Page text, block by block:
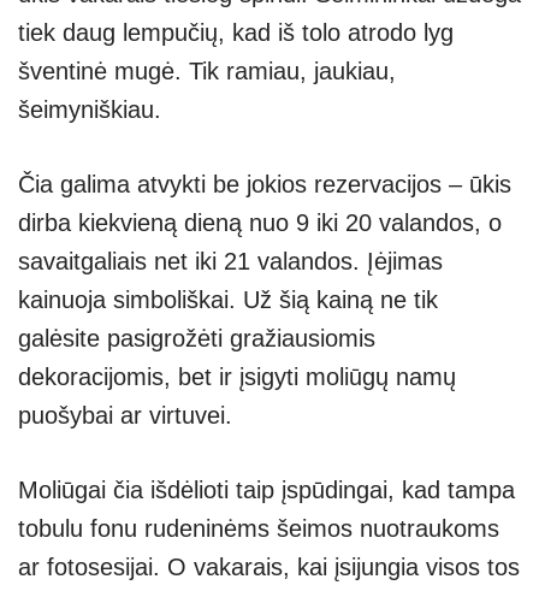
tiek daug lempučių, kad iš tolo atrodo lyg
šventinė mugė. Tik ramiau, jaukiau,
šeimyniškiau.
Čia galima atvykti be jokios rezervacijos – ūkis
dirba kiekvieną dieną nuo 9 iki 20 valandos, o
savaitgaliais net iki 21 valandos. Įėjimas
kainuoja simboliškai. Už šią kainą ne tik
galėsite pasigrožėti gražiausiomis
dekoracijomis, bet ir įsigyti moliūgų namų
puošybai ar virtuvei.
Moliūgai čia išdėlioti taip įspūdingai, kad tampa
tobulu fonu rudeninėms šeimos nuotraukoms
ar fotosesijai. O vakarais, kai įsijungia visos tos